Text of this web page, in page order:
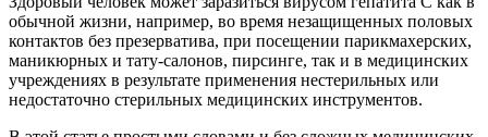
обычной жизни, например, во время незащищенных половых
контактов без презерватива, при посещении парикмахерских,
маникюрных и тату-салонов, пирсинге, так и в медицинских
учреждениях в результате применения нестерильных или
недостаточно стерильных медицинских инструментов.